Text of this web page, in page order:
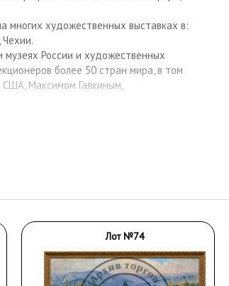
многих художественных выставках в:
России и художественных
более 50 стран мира, в том
Максимом Галкиным,
художников, чьи произведения
юбилейной монографии о Москве,
Лот №74